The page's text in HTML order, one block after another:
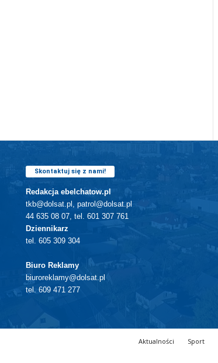
Skontaktuj się z nami!
Redakcja ebelchatow.pl
tkb@dolsat.pl, patrol@dolsat.pl
44 635 08 07, tel. 601 307 761
Dziennikarz
tel. 605 309 304
Biuro Reklamy
biuroreklamy@dolsat.pl
tel. 609 471 277
Aktualności Sport